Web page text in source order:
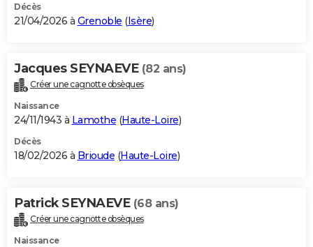
BONS PLANS
Carte de Noël
Carte Bonne année
Carte Saint-Valentin
Carte Pâques
Carte d'anniversaire
DICTIONNAIRE
Dictionnaire
Biographies
Citations
Expressions
Proverbes
PROGRAMME TV
S'inscrire
Se connecter
Lycées
Collèges
Primaires
Universités
Entreprises
Service militaire
Avis de recherche
AVIS DE DÉCÈS
Bricolage
Lifestyle
Culture
Sport
Auto
Television
Voyage
Cinema
Décès
21/04/2026 à Grenoble (Isère)
Jacques SEYNAEVE (82 ans)
Créer une cagnotte obsèques
Naissance
24/11/1943 à Lamothe (Haute-Loire)
Décès
18/02/2026 à Brioude (Haute-Loire)
Patrick SEYNAEVE (68 ans)
Créer une cagnotte obsèques
Naissance